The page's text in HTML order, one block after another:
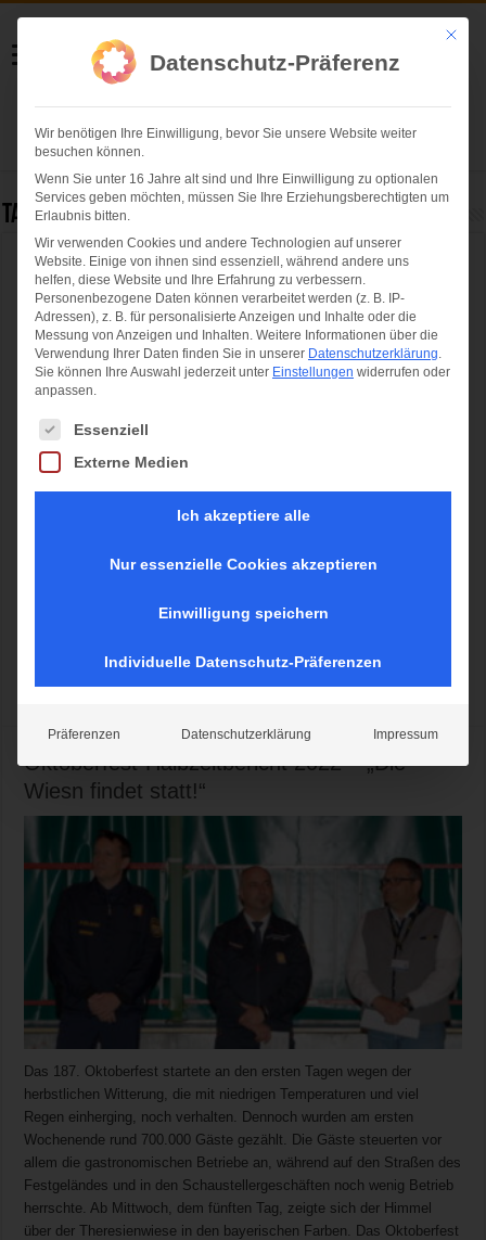
Helmut Swoboda
Fotografie
Herzlich willkommen
Tag Archives:
Vorläufiger Oktoberfest-Schlussbericht: Die
Wiesn 2023
Hat es das jemals gegeben? Eine Wiesn wie diese, mit fast
sommerliche Temperaturen sorgten jedenfalls bis zum Schluss für
Mehr lesen »
Oktoberfest-Halbzeitbericht 2022 – „Die
Wiesn findet statt!“
Das 187. Oktoberfest startete an den ersten Tagen wegen der
herbstlichen Witterung, die mit niedrigen Temperaturen und viel
Regen einherging, noch verhalten. Dennoch wurden am ersten
Wochenende rund 700.000 Gäste gezählt. Die Gäste steuerten vor
allem die gastronomischen Betriebe an, während auf den Straßen des
Festgeländes und in den Schaustellergeschäften noch wenig Betrieb
herrschte. Ab Mittwoch, dem fünften Tag, zeigte sich der Himmel
über der Theresienwiese in den bayerischen Farben. Das Oktoberfest
Mit
Datenschutz-Präferenz
Wir benötigen Ihre Einwilligung, bevor Sie unsere Website weiter
besuchen können.
Wenn Sie unter 16 Jahre alt sind und Ihre Einwilligung zu optionalen
Services geben möchten, müssen Sie Ihre Erziehungsberechtigten um
Erlaubnis bitten.
Wir verwenden Cookies und andere Technologien auf unserer
Website. Einige von ihnen sind essenziell, während andere uns
helfen, diese Website und Ihre Erfahrung zu verbessern.
Personenbezogene Daten können verarbeitet werden (z. B. IP-
Adressen), z. B. für personalisierte Anzeigen und Inhalte oder die
Messung von Anzeigen und Inhalten. Weitere Informationen über die
Verwendung Ihrer Daten finden Sie in unserer Datenschutzerklärung.
Sie können Ihre Auswahl jederzeit unter Einstellungen widerrufen oder
anpassen.
Es folgt eine Liste der Service-Gruppen, für die eine Einwilligung
Essenziell
Externe Medien
Ich akzeptiere alle
Nur essenzielle Cookies akzeptieren
Einwilligung speichern
Individuelle Datenschutz-Präferenzen
Präferenzen Datenschutzerklärung Impressum